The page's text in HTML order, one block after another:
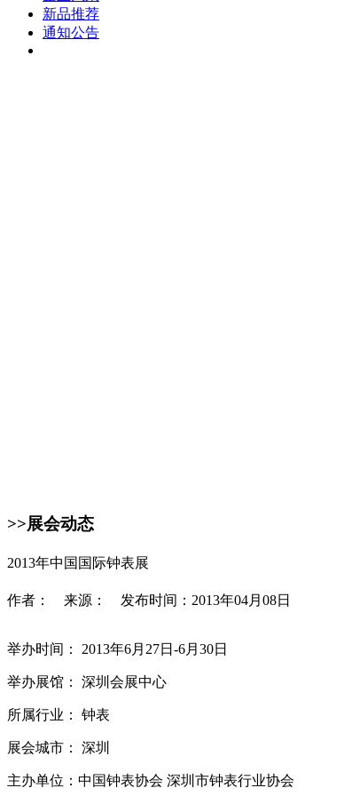
新品推荐
通知公告
>>展会动态
2013年中国国际钟表展
作者： 来源： 发布时间：2013年04月08日
举办时间： 2013年6月27日-6月30日
举办展馆： 深圳会展中心
所属行业： 钟表
展会城市： 深圳
主办单位：中国钟表协会 深圳市钟表行业协会